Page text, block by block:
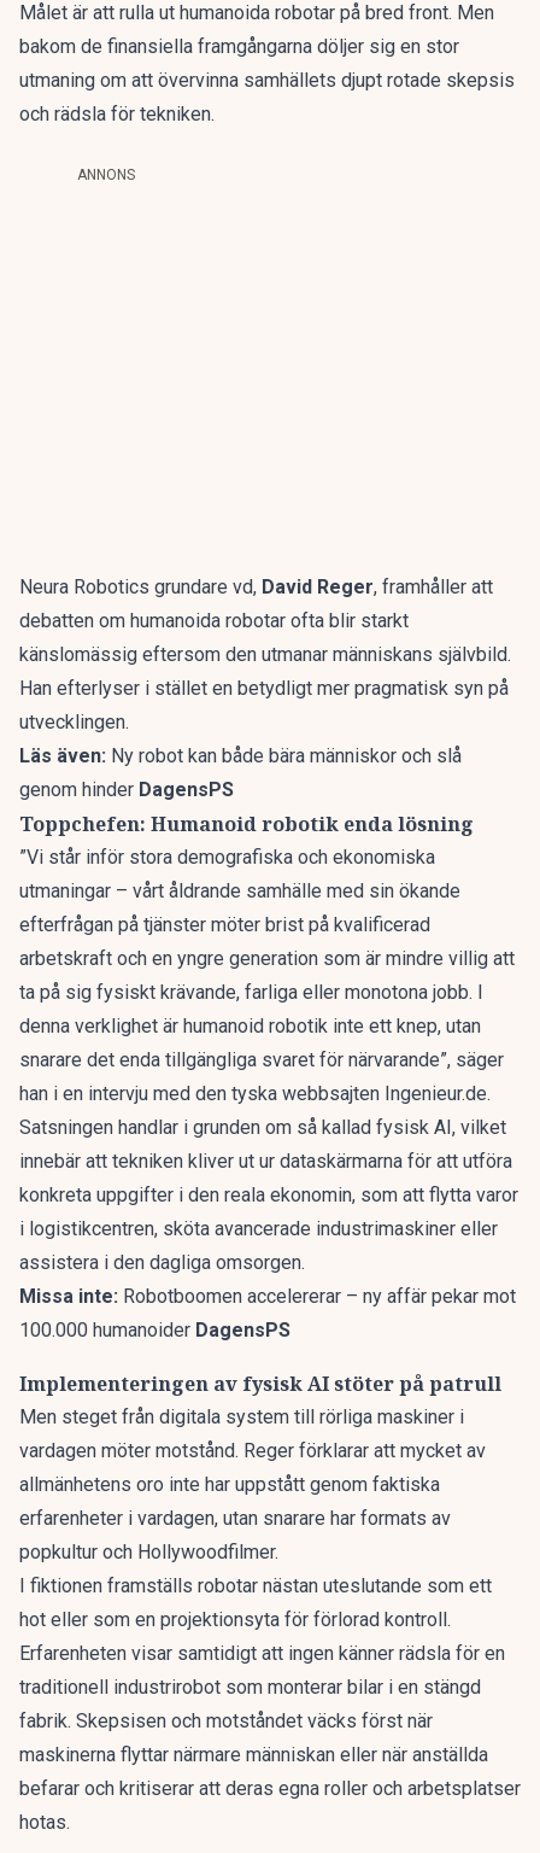
Målet är att rulla ut humanoida robotar på bred front. Men
bakom de finansiella framgångarna döljer sig en stor
utmaning om att övervinna samhällets djupt rotade skepsis
och rädsla för tekniken.
ANNONS
Neura Robotics grundare vd, David Reger, framhåller att
debatten om humanoida robotar ofta blir starkt
känslomässig eftersom den utmanar människans självbild.
Han efterlyser i stället en betydligt mer pragmatisk syn på
utvecklingen.
Läs även: Ny robot kan både bära människor och slå
genom hinder DagensPS
Toppchefen: Humanoid robotik enda lösning
”Vi står inför stora demografiska och ekonomiska
utmaningar – vårt åldrande samhälle med sin ökande
efterfrågan på tjänster möter brist på kvalificerad
arbetskraft och en yngre generation som är mindre villig att
ta på sig fysiskt krävande, farliga eller monotona jobb. I
denna verklighet är humanoid robotik inte ett knep, utan
snarare det enda tillgängliga svaret för närvarande”, säger
han i en intervju med den tyska webbsajten Ingenieur.de.
Satsningen handlar i grunden om så kallad fysisk AI, vilket
innebär att tekniken kliver ut ur dataskärmarna för att utföra
konkreta uppgifter i den reala ekonomin, som att flytta varor
i logistikcentren, sköta avancerade industrimaskiner eller
assistera i den dagliga omsorgen.
Missa inte: Robotboomen accelererar – ny affär pekar mot
100.000 humanoider DagensPS
Implementeringen av fysisk AI stöter på patrull
Men steget från digitala system till rörliga maskiner i
vardagen möter motstånd. Reger förklarar att mycket av
allmänhetens oro inte har uppstått genom faktiska
erfarenheter i vardagen, utan snarare har formats av
popkultur och Hollywoodfilmer.
I fiktionen framställs robotar nästan uteslutande som ett
hot eller som en projektionsyta för förlorad kontroll.
Erfarenheten visar samtidigt att ingen känner rädsla för en
traditionell industrirobot som monterar bilar i en stängd
fabrik. Skepsisen och motståndet väcks först när
maskinerna flyttar närmare människan eller när anställda
befarar och kritiserar att deras egna roller och arbetsplatser
hotas.